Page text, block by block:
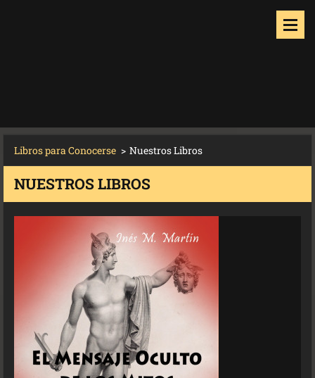
Libros para Conocerse > Nuestros Libros
NUESTROS LIBROS